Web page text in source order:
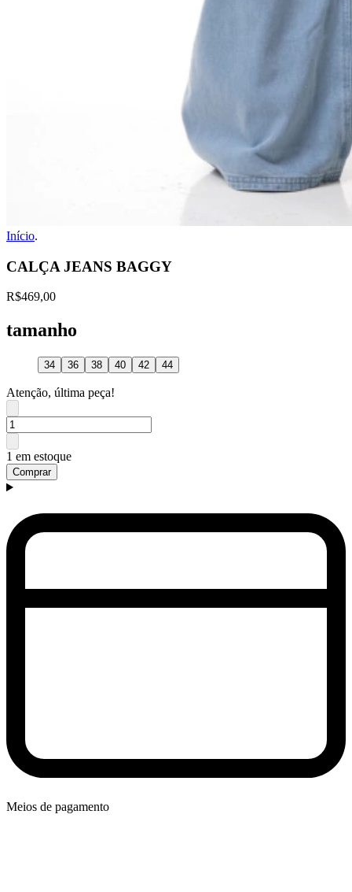
Início.
CALÇA JEANS BAGGY
R$469,00
tamanho
34 36 38 40 42 44
Atenção, última peça!
1 em estoque
Comprar
Meios de pagamento